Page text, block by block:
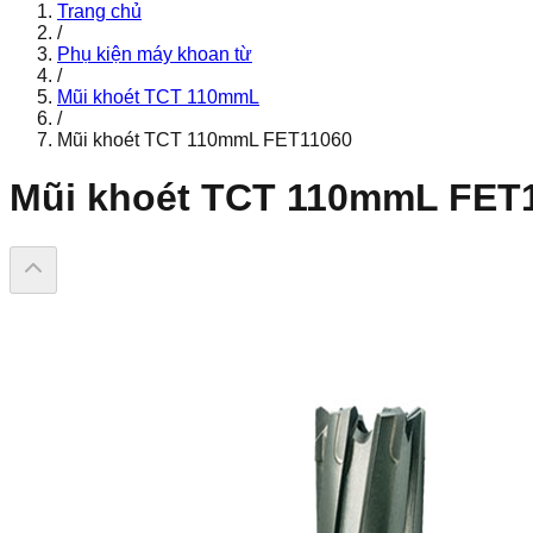
Trang chủ
/
Phụ kiện máy khoan từ
/
Mũi khoét TCT 110mmL
/
Mũi khoét TCT 110mmL FET11060
Mũi khoét TCT 110mmL